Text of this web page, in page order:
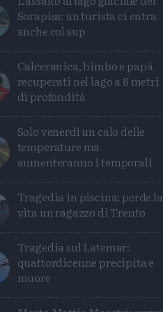
Sorapiss: un turista ci entra
anche col sup
Calceranica, bimbo e papà
recuperati nel lago a 8 metri
di profondità
Solo venerdì un calo delle
temperature ma
aumenteranno i temporali
Tragedia in piscina: perde la
vita un ragazzo di Trento
Tragedia sul Latemar:
quattordicenne precipita e
muore